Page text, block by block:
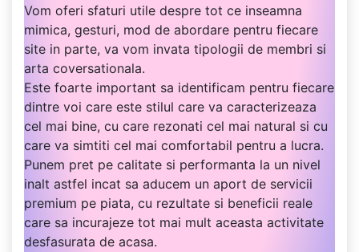
Vom oferi sfaturi utile despre tot ce inseamna
mimica, gesturi, mod de abordare pentru fiecare
site in parte, va vom invata tipologii de membri si
arta coversationala.
Este foarte important sa identificam pentru fiecare
dintre voi care este stilul care va caracterizeaza
cel mai bine, cu care rezonati cel mai natural si cu
care va simtiti cel mai comfortabil pentru a lucra.
Punem pret pe calitate si performanta la un nivel
inalt astfel incat sa aducem un aport de servicii
premium pe piata, cu rezultate si beneficii reale
care sa incurajeze tot mai mult aceasta activitate
desfasurata de acasa.